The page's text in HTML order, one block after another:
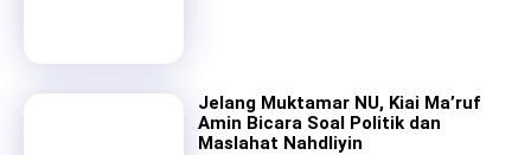
Jelang Muktamar NU, Kiai Ma’ruf
Amin Bicara Soal Politik dan
Maslahat Nahdliyin